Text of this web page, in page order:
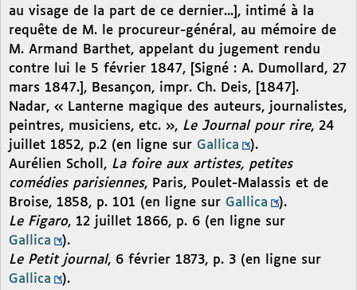
au visage de la part de ce dernier...], intimé à la
requête de M. le procureur-général, au mémoire de
M. Armand Barthet, appelant du jugement rendu
contre lui le 5 février 1847, [Signé : A. Dumollard, 27
mars 1847.], Besançon, impr. Ch. Deis, [1847].
Nadar, « Lanterne magique des auteurs, journalistes,
peintres, musiciens, etc. », Le Journal pour rire, 24
juillet 1852, p.2 (en ligne sur Gallica
).
Aurélien Scholl, La foire aux artistes, petites
comédies parisiennes, Paris, Poulet-Malassis et de
Broise, 1858, p. 101 (en ligne sur Gallica
).
Le Figaro, 12 juillet 1866, p. 6 (en ligne sur
Gallica
).
Le Petit journal, 6 février 1873, p. 3 (en ligne sur
Gallica
).